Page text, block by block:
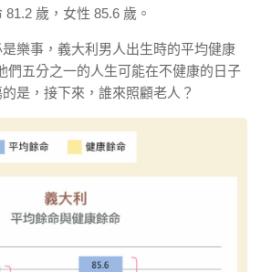
歲，女性 85.6 歲。
樂事，義大利男人出生時的平均健康
們五分之一的人生可能在不健康的日子
是，接下來，誰來照顧老人？